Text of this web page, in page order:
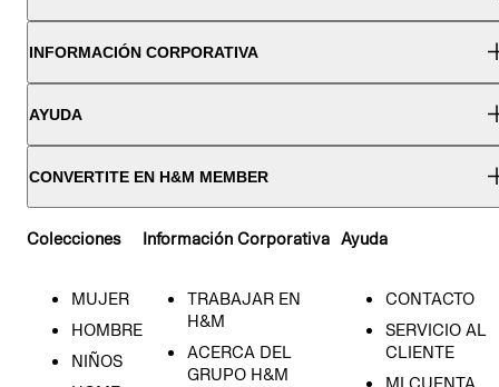
INFORMACIÓN CORPORATIVA
AYUDA
CONVERTITE EN H&M MEMBER
Colecciones
MUJER
HOMBRE
NIÑOS
Información Corporativa
TRABAJAR EN
H&M
ACERCA DEL
GRUPO H&M
Ayuda
CONTACTO
SERVICIO AL
CLIENTE